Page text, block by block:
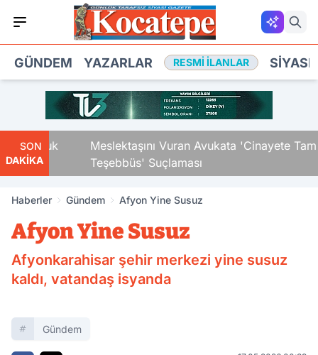
GÜNDEM YAZARLAR RESMI İLANLAR
SON
DAKİKA
Çocuk
Meslektaşını Vuran Avukata 'Cinayete Tam
Teşebbüs' Suçlaması
Haberler Gündem Afyon Yine Susuz
Afyon Yine Susuz
Afyonkarahisar şehir merkezi yine susuz
kaldı, vatandaş isyanda
Gündem